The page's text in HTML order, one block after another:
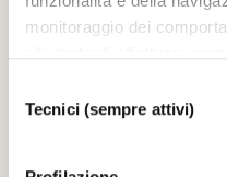
monitoraggio dei
TUTTI”, l’utente
tecnici, inclusi quindi
social. Il consenso è
delTecnici (sempre attivi)
Adriana
Fondazione Teatro